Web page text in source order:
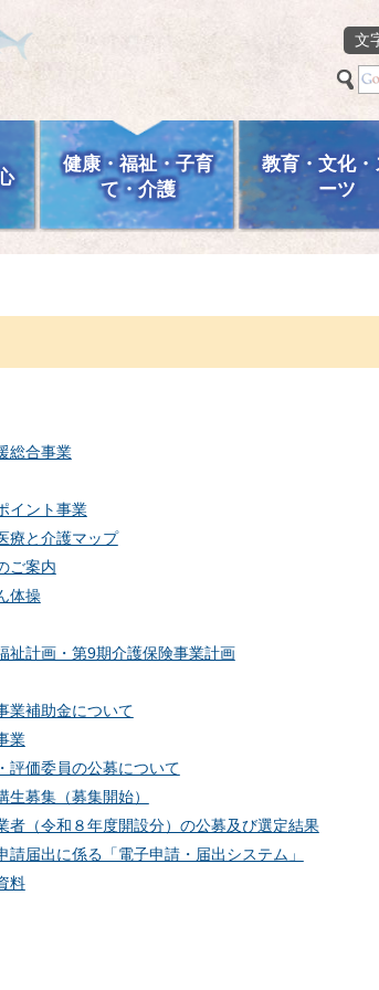
文
健康・福祉・子育
て・介護
教育・文化・
ーツ
総合事業
イント事業
療と介護マップ
ご案内
体操
祉計画・第9期介護保険事業計画
業補助金について
業
評価委員の公募について
募集（募集開始）
者（令和８年度開設分）の公募及び選定結果
請届出に係る「電子申請・届出システム」
料